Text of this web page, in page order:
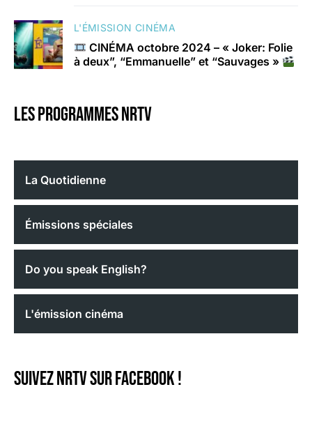
L'ÉMISSION CINÉMA
CINÉMA octobre 2024 – « Joker: Folie
à deux”, “Emmanuelle” et “Sauvages »
Les programmes nrtv
La Quotidienne
Émissions spéciales
Do you speak English?
L'émission cinéma
Suivez NRTV sur Facebook !